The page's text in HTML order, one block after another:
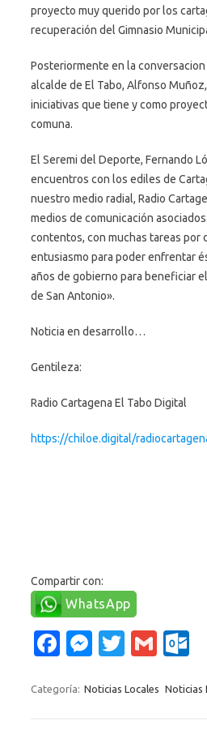
proyecto muy querido por los
recuperación del Gimnasio
Posteriormente en la
alcalde de El Tabo, Alfonso
iniciativas que tiene y como
comuna.
El Seremi del Deporte, Fernando
encuentros con los ediles de
nuestro medio radial, Radio
medios de comunicación
contentos, con muchas tareas por
entusiasmo para poder enfrentar
años de gobierno para beneficiar
de San Antonio».
Noticia en desarrollo…
Gentileza:
Radio Cartagena El Tabo Digital
https://chiloe.digital/
Compartir con:
WhatsApp
Fa
e
M
se
T
it
G
ail
Categoría: Noticias Locales Noticias